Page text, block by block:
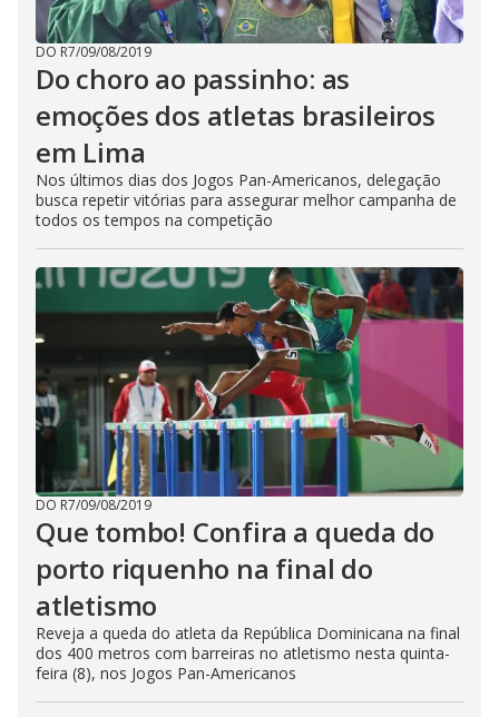
DO R7/09/08/2019
Do choro ao passinho: as
emoções dos atletas brasileiros
em Lima
Nos últimos dias dos Jogos Pan-Americanos, delegação
busca repetir vitórias para assegurar melhor campanha de
todos os tempos na competição
DO R7/09/08/2019
Que tombo! Confira a queda do
porto riquenho na final do
atletismo
Reveja a queda do atleta da República Dominicana na final
dos 400 metros com barreiras no atletismo nesta quinta-
feira (8), nos Jogos Pan-Americanos